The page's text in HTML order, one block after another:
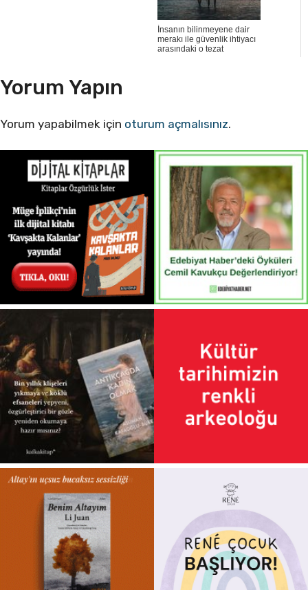
İnsanın bilinmeyene dair
merakı ile güvenlik ihtiyacı
arasındaki o tezat
Yorum Yapın
Yorum yapabilmek için oturum açmalısınız.